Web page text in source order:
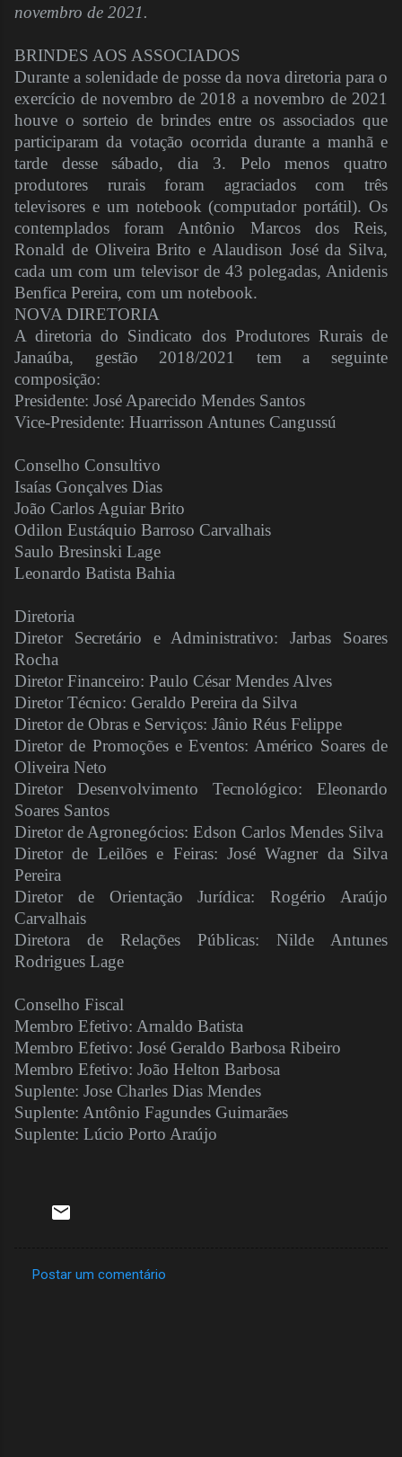
novembro de 2021.
BRINDES AOS ASSOCIADOS
Durante a solenidade de posse da nova diretoria para o
exercício de novembro de 2018 a novembro de 2021
houve o sorteio de brindes entre os associados que
participaram da votação ocorrida durante a manhã e
tarde desse sábado, dia 3. Pelo menos quatro
produtores rurais foram agraciados com três
televisores e um notebook (computador portátil). Os
contemplados foram Antônio Marcos dos Reis,
Ronald de Oliveira Brito e Alaudison José da Silva,
cada um com um televisor de 43 polegadas, Anidenis
Benfica Pereira, com um notebook.
NOVA DIRETORIA
A diretoria do Sindicato dos Produtores Rurais de
Janaúba, gestão 2018/2021 tem a seguinte
composição:
Presidente: José Aparecido Mendes Santos
Vice-Presidente: Huarrisson Antunes Cangussú
Conselho Consultivo
Isaías Gonçalves Dias
João Carlos Aguiar Brito
Odilon Eustáquio Barroso Carvalhais
Saulo Bresinski Lage
Leonardo Batista Bahia
Diretoria
Diretor Secretário e Administrativo: Jarbas Soares
Rocha
Diretor Financeiro: Paulo César Mendes Alves
Diretor Técnico: Geraldo Pereira da Silva
Diretor de Obras e Serviços: Jânio Réus Felippe
Diretor de Promoções e Eventos: Américo Soares de
Oliveira Neto
Diretor Desenvolvimento Tecnológico: Eleonardo
Soares Santos
Diretor de Agronegócios: Edson Carlos Mendes Silva
Diretor de Leilões e Feiras: José Wagner da Silva
Pereira
Diretor de Orientação Jurídica: Rogério Araújo
Carvalhais
Diretora de Relações Públicas: Nilde Antunes
Rodrigues Lage
Conselho Fiscal
Membro Efetivo: Arnaldo Batista
Membro Efetivo: José Geraldo Barbosa Ribeiro
Membro Efetivo: João Helton Barbosa
Suplente: Jose Charles Dias Mendes
Suplente: Antônio Fagundes Guimarães
Suplente: Lúcio Porto Araújo
Postar um comentário